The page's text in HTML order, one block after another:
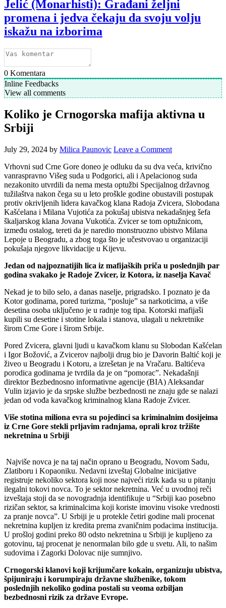
Jelić (Monarhisti): Građani željni
promena i jedva čekaju da svoju volju
iskažu na izborima
0 Komentara
Inline Feedbacks
View all comments
Koliko je Crnogorska mafija aktivna u
Srbiji
July 29, 2024 by Milica Paunovic Leave a Comment
Vrhovni sud Crne Gore doneo je odluku da su dva veća, krivično
vanraspravno Višeg suda u Podgorici, ali i Apelacionog suda
nezakonito utvrdili da nema mesta optužbi Specijalnog državnog
tužilaštva nakon čega su u leto proškle godine obustavili postupak
protiv okrivljenih lidera kavačkog klana Radoja Zvicera, Slobodana
Kašćelana i Milana Vujotića za pokušaj ubistva nekadašnjeg šefa
škaljarskog klana Jovana Vukotića. Zvicer se tom optužnicom,
između ostalog, tereti da je naredio monstruozno ubistvo Milana
Lepoje u Beogradu, a zbog toga što je učestvovao u organizaciji
pokušaja njegove likvidacije u Kijevu.
Jedan od najpoznatijih lica iz mafijaških priča u poslednjih par
godina svakako je Radoje Zvicer, iz Kotora, iz naselja Kavač
Nekad je to bilo selo, a danas naselje, prigradsko. I poznato je da
Kotor godinama, pored turizma, “posluje” sa narkoticima, a više
desetina osoba uključeno je u radnje tog tipa. Kotorski mafijaši
kupili su desetine i stotine lokala i stanova, ulagali u nekretnike
širom Crne Gore i širom Srbije.
Pored Zvicera, glavni ljudi u kavačkom klanu su Slobodan Kašćelan
i Igor Božović, a Zvicerov najbolji drug bio je Davorin Baltić koji je
živeo u Beogradu i Kotoru, a izrešetan je na Vračaru. Baltićeva
porodica godinama je tvrdila da je on “pomorac”. Nekadašnji
direktor Bezbednosno informativne agencije (BIA) Aleksandar
Vulin izjavio je da srpske službe bezbednosti ne znaju gde se nalazi
jedan od vođa kavačkog kriminalnog klana Radoje Zvicer.
Više stotina miliona evra su pojedinci sa kriminalnim dosijeima
iz Crne Gore stekli prljavim radnjama, oprali kroz tržište
nekretnina u Srbiji
Najviše novca je na taj način oprano u Beogradu, Novom Sadu,
Zlatiboru i Kopaoniku. Nedavni izveštaj Globalne inicijative
registruje nekoliko sektora koji nose najveći rizik kada su u pitanju
ilegalni tokovi novca. To je sektor nekretnina. Već u uvodnoj reči
izveštaja stoji da se novogradnja identifikuje u “Srbiji kao posebno
rizičan sektor, sa kriminalcima koji koriste imovinu visoke vrednosti
za pranje novca”. U Srbiji je u protekle četiri godine mali procenat
nekretnina kupljen iz kredita prema zvaničnim podacima institucija.
U prošloj godini preko 80 odsto nekretnina u Srbiji je kupljeno za
gotovinu, taj procenat je nenormalan bilo gde u svetu. Ali, to našim
sudovima i Zagorki Dolovac nije sumnjivo.
Crnogorski klanovi koji krijumčare kokain, organizuju ubistva,
špijuniraju i korumpiraju državne službenike, tokom
poslednjih nekoliko godina postali su veoma ozbiljan
bezbednosni rizik za države Evrope.